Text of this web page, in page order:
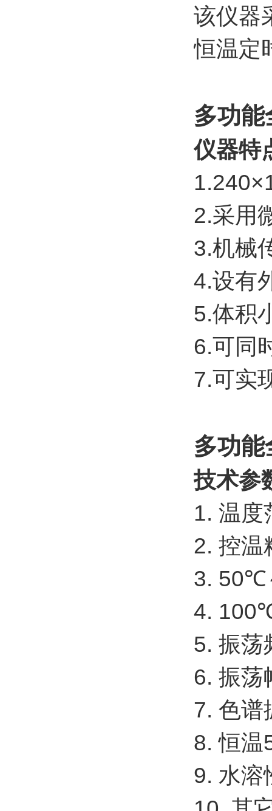
该仪器
恒温定
多功能
仪器特
2.采用
3.机械
4.设有
5.体积
6.可同
7.可实
多功能
技术参
1. 温
2. 控
3.
4.
5. 振荡
6. 振荡
7. 色谱
8. 恒
9. 水溶